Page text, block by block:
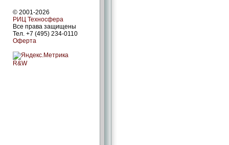
© 2001-2026
РИЦ Техносфера
Все права защищены
Тел. +7 (495) 234-0110
Оферта
R&W